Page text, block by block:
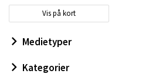
Vis på kort
Medietyper
Kategorier